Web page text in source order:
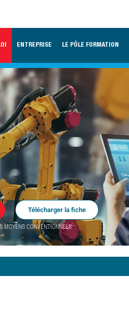
ENTREPRISE LE PÔLE FORMATION
Télécharger la fiche
MOYENS CONVENTIONNELS